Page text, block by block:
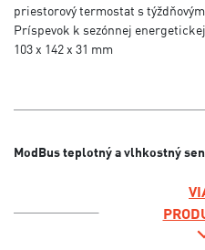
priestorový termostat s
Príspevok k sezónnej
103 x 142 x 31 mm
ModBus teplotný a vlhkostný